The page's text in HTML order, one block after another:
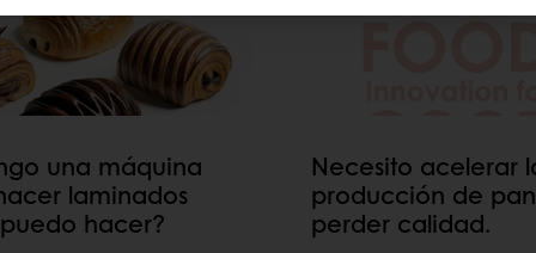
una máquina
laminados
hacer?
Necesito acelerar
producción de
perder calidad.